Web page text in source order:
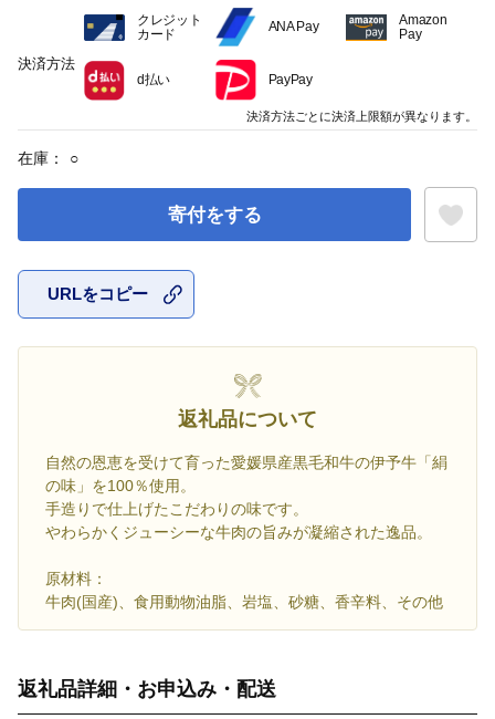
在庫： ○
寄付をする
URLをコピー
返礼品について
自然の恩恵を受けて育った愛媛県産黒毛和牛の伊予牛「絹
の味」を100％使用。
手造りで仕上げたこだわりの味です。
やわらかくジューシーな牛肉の旨みが凝縮された逸品。
原材料：
牛肉(国産)、食用動物油脂、岩塩、砂糖、香辛料、その他
返礼品詳細・お申込み・配送
決済方法
クレジット
カード
ANA Pay
Amazon
Pay
d払い PayPay
決済方法ごとに決済上限額が異なります。